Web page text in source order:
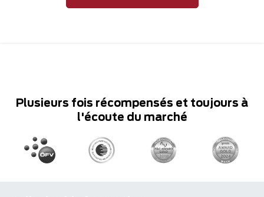
Plusieurs fois récompensés et toujours à
l'écoute du marché